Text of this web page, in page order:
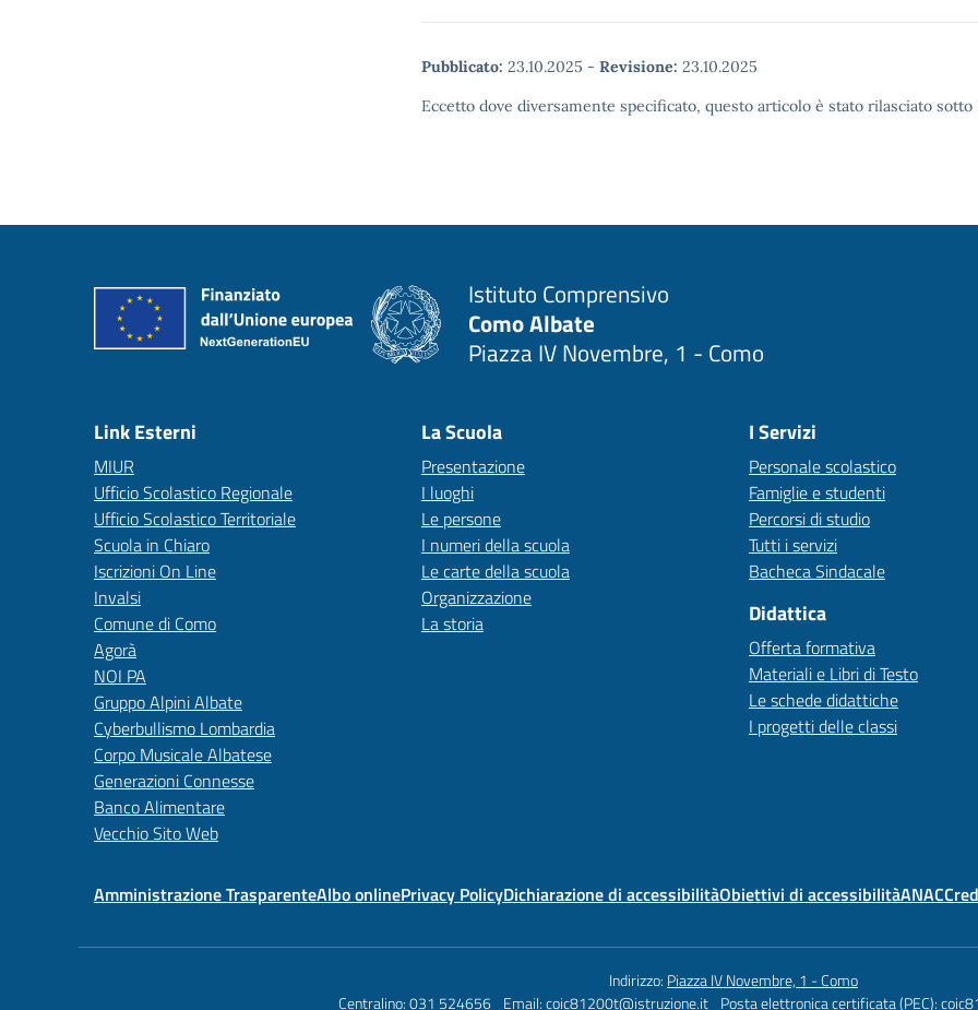
Pubblicato: 23.10.2025 - Revisione: 23.10.2025
Eccetto dove diversamente specificato, questo articolo è stato rilasciato
Istituto Comprensivo
Como Albate
Piazza IV Novembre, 1 - Como
Link Esterni
MIUR
Ufficio Scolastico Regionale
Ufficio Scolastico Territoriale
Scuola in Chiaro
Iscrizioni On Line
Invalsi
Comune di Como
Agorà
NOI PA
Gruppo Alpini Albate
Cyberbullismo Lombardia
Corpo Musicale Albatese
Generazioni Connesse
Banco Alimentare
Vecchio Sito Web
La Scuola
Presentazione
I luoghi
Le persone
I numeri della scuola
Le carte della scuola
Organizzazione
La storia
I Servizi
Personale scolastico
Famiglie e studenti
Percorsi di studio
Tutti i servizi
Bacheca Sindacale
Didattica
Offerta formativa
Materiali e Libri di Testo
Le schede didattiche
I progetti delle classi
Amministrazione TrasparenteAlbo onlinePrivacy PolicyDichiarazione di accessibilitàObiettivi di accessibilitàANAC
Indirizzo: Piazza IV Novembre, 1 - Como
Centralino:031 524656 Email:coic81200t@istruzione.it Posta elettronica certificata (PEC):